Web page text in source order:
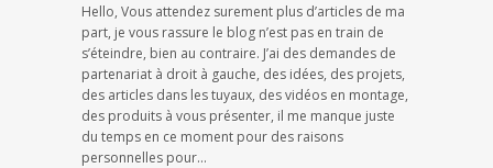
Hello, Vous attendez surement plus d’articles de ma
part, je vous rassure le blog n’est pas en train de
s’éteindre, bien au contraire. J’ai des demandes de
partenariat à droit à gauche, des idées, des projets,
des articles dans les tuyaux, des vidéos en montage,
des produits à vous présenter, il me manque juste
du temps en ce moment pour des raisons
personnelles pour...